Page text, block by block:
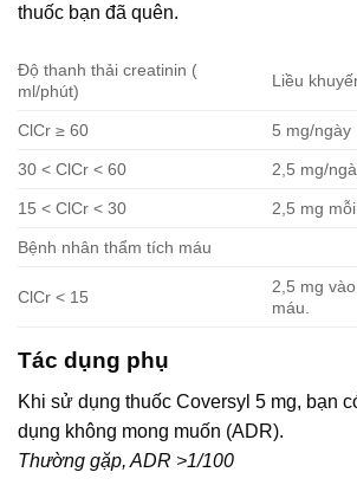
thuốc bạn đã quên.
Độ thanh thải creatinin (
ml/phút)
Liều
ClCr ≥ 60 5 mg/ngày
30 < ClCr < 60 2,5 mg/
15 < ClCr < 30 2,5 mg
Bệnh nhân thẩm tích máu
ClCr < 15
2,5 mg
máu.
Tác dụng phụ
Khi sử dụng thuốc Coversyl 5 mg, bạn
dụng không mong muốn (ADR).
Thường gặp, ADR >1/100